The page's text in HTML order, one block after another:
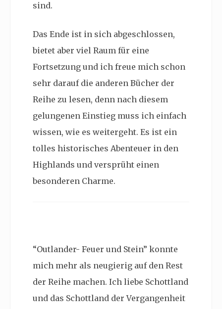
sind.
Das Ende ist in sich abgeschlossen,
bietet aber viel Raum für eine
Fortsetzung und ich freue mich schon
sehr darauf die anderen Bücher der
Reihe zu lesen, denn nach diesem
gelungenen Einstieg muss ich einfach
wissen, wie es weitergeht. Es ist ein
tolles historisches Abenteuer in den
Highlands und versprüht einen
besonderen Charme.
“Outlander- Feuer und Stein” konnte
mich mehr als neugierig auf den Rest
der Reihe machen. Ich liebe Schottland
und das Schottland der Vergangenheit